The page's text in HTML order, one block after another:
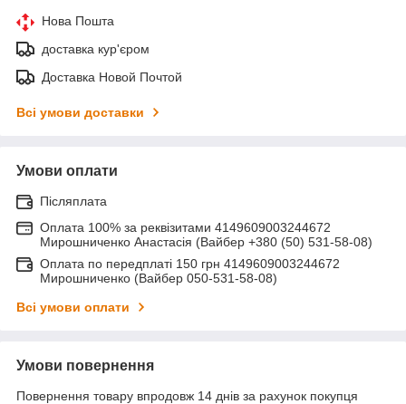
Нова Пошта
доставка кур'єром
Доставка Новой Почтой
Всі умови доставки
Умови оплати
Післяплата
Оплата 100% за реквізитами 4149609003244672
Мирошниченко Анастасія (Вайбер +380 (50) 531-58-08)
Оплата по передплаті 150 грн 4149609003244672
Мирошниченко (Вайбер 050-531-58-08)
Всі умови оплати
Умови повернення
Повернення товару впродовж 14 днів за рахунок покупця